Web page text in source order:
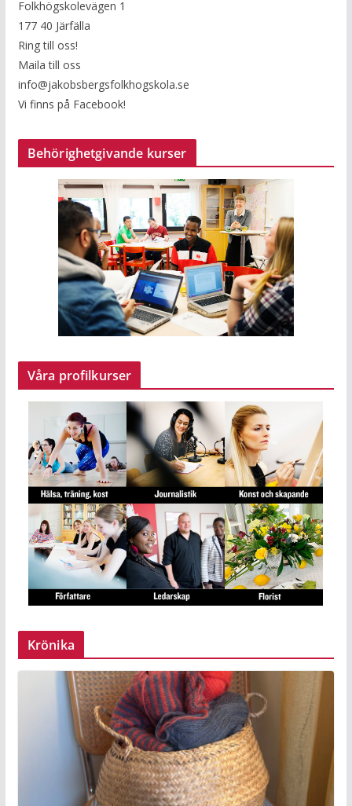
Folkhögskolevägen 1
177 40 Järfälla
Ring till oss!
Maila till oss
info@jakobsbergsfolkhogskola.se
Vi finns på Facebook!
Behörighetgivande kurser
Våra profilkurser
Krönika